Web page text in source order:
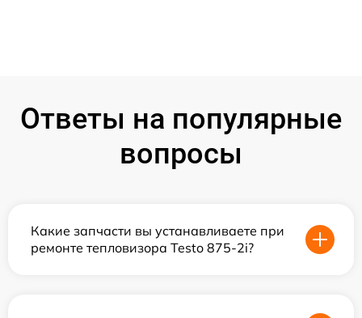
Ответы на популярные
вопросы
Какие запчасти вы устанавливаете при
ремонте тепловизора Testo 875-2i?